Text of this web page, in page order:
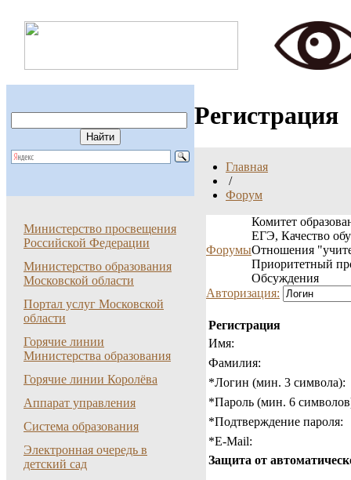
Регистрация
Главная
/
Форум
Министерство просвещения
Российской Федерации
Министерство образования
Московской области
Портал услуг Московской
области
Горячие линии
Министерства образования
Горячие линии Королёва
Аппарат управления
Система образования
Электронная очередь в
детский сад
Форумы
Комитет
ЕГЭ, Качество
Отношения
Приоритетный
Обсуждения
Авторизация:
Регистрация
Имя:
Фамилия:
*Логин (мин. 3 символа):
*Пароль (мин. 6
*Подтверждение пароля:
*E-Mail:
Защита от